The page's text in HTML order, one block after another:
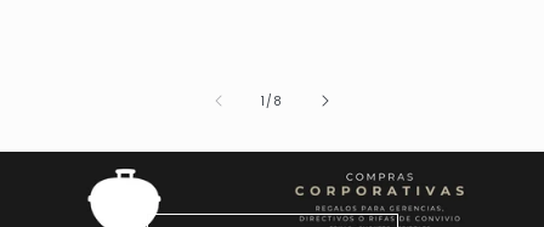
1 /de
8